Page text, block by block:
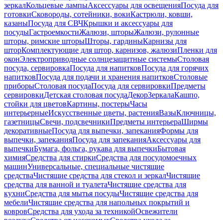
зеркалКольцевые лампыАксессуары для освещенияПосуда для
готовкиСковороды, сотейники, вокиКастрюли, ковши,
казаныПосуда для СВЧКрышки и аксессуары для
посудыГастроемкостиЖалюзи, шторыЖалюзи, рулонные
шторы, римские шторыШторы, гардиныКарнизы для
шторКомплектующие для штор, карнизов, жалюзиПленки для
оконЭлектроприводные солнцезащитные системыСтоловая
посуда, сервировкаПосуда для напитковПосуда для горячих
напитковПосуда для подачи и хранения напитковСтоловые
приборыСтоловая посудаПосуда для сервировкиПредметы
сервировкиДетская столовая посудаДекорЗеркалаКашпо,
стойки для цветовКартины, постерыЧасы
интерьерныеИскусственные цветы, растенияВазыКлючницы,
газетницыСвечи, подсвечникиПредметы интерьераШирмы
декоративныеПосуда для выпечки, запеканияФормы для
выпечки, запеканияПосуда для запеканияАксессуары для
выпечкиБумага, фольга, рукава для выпечкиБытовая
химияСредства для стиркиСредства для посудомоечных
машинУниверсальные, специальные чистящие
средстваЧистящие средства для стекол и зеркалЧистящие
средства для ванной и туалетаЧистящие средства для
кухниСредства для мытья посудыЧистящие средства для
мебелиЧистящие средства для напольных покрытий и
ковровСредства для ухода за техникойОсвежители